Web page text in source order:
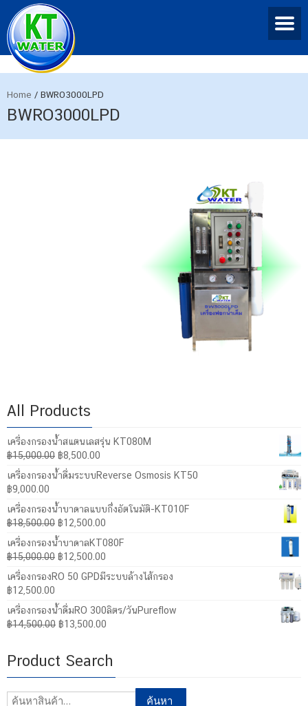
Home / BWRO3000LPD
BWRO3000LPD
All Products
เครื่องกรองน้ำสแตนเลสรุ่น KT080M
฿15,000.00 Original
price
was:
฿8,500.00
is:
เครื่องกรองน้ำดื่มระบบReverse Osmosis KT50
฿9,000.00
เครื่องกรองน้ำบาดาลแบบกึ่งอัตโนมัติ-KT010F
฿18,500.00 Original
price
was:
฿18,500.00.
฿12,500.00
is:
เครื่องกรองน้ำบาดาลKT080F
฿15,000.00 Original
was:
฿12,500.00
is:
เครื่องกรองRO 50 GPDมีระบบล้างไส้กรอง
฿12,500.00
เครื่องกรองน้ำดื่มRO 300ลิตร/วันPureflow
฿14,500.00 Original
฿14,500.00.
฿13,500.00
฿13,500.00.
Product Search
ค้นหา: ค้นหา